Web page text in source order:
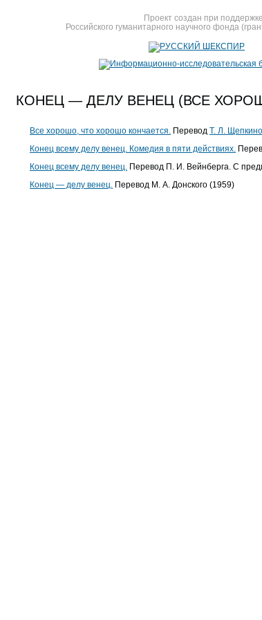
Проект создан при поддержке
Российского гуманитарного научного фонда
КОНЕЦ — ДЕЛУ ВЕНЕЦ (ВСЕ
Все хорошо, что хорошо кончается. Перевод Т. Л.
Конец всему делу венец. Комедия в пяти действиях.
Конец всему делу венец. Перевод П. И. Вейнберга. С
Конец — делу венец. Перевод М. А. Донского (1959)